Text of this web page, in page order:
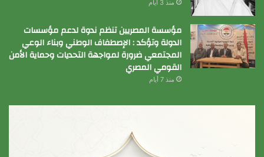
منذ 3 أيام
مؤسسة المصريين تنظم ندوة لدعم مؤسسات
الدولة وتؤكد : الإصطفاف الوطني وبناء الوعي
المجتمعي ضرورة لمواجهة التحديات وحماية الأمن
القومي المصري
منذ 7 أيام